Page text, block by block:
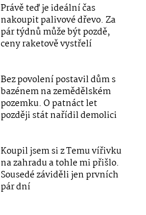
Právě teď je ideální čas
nakoupit palivové dřevo. Za
pár týdnů může být pozdě,
ceny raketově vystřelí
Bez povolení postavil dům s
bazénem na zemědělském
pozemku. O patnáct let
později stát nařídil demolici
Koupil jsem si z Temu vířivku
na zahradu a tohle mi přišlo.
Sousedé záviděli jen prvních
pár dní